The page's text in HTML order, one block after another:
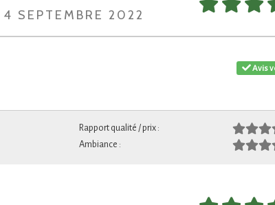
SEPTEMBRE 2022
Avis
Rapport qualité / prix :
Ambiance :